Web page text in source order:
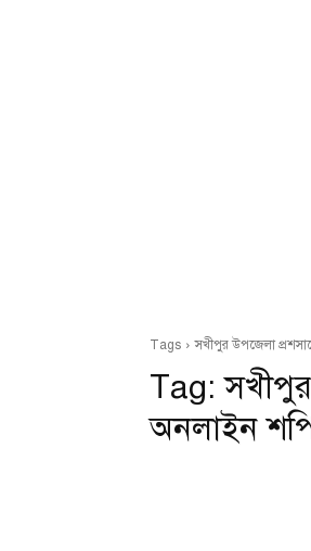
Tags সখীপুর উপজেলা
Tag:
অনলাইন